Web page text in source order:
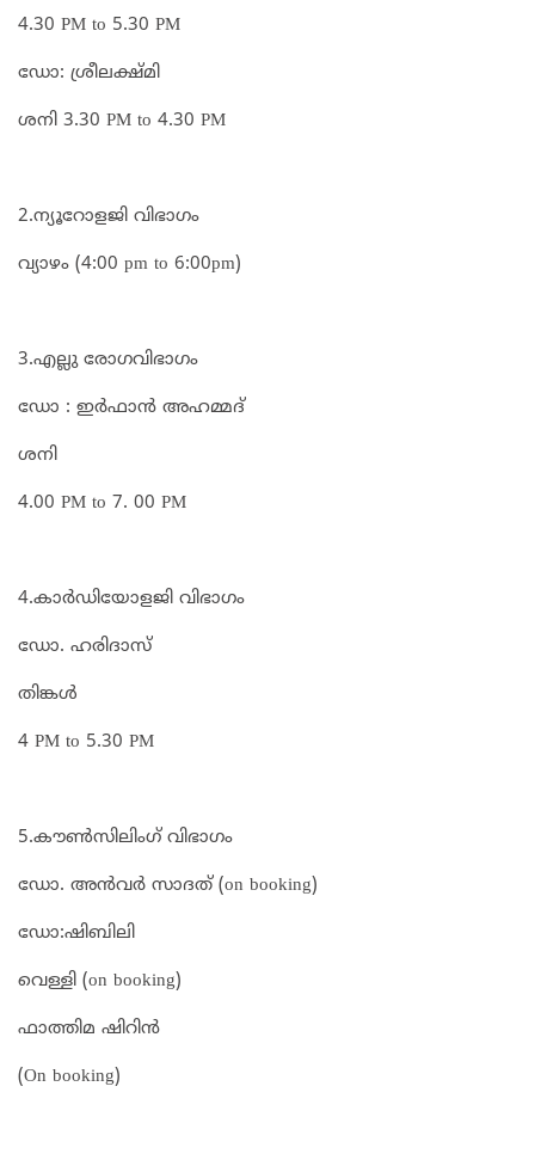
4.30 PM to 5.30 PM
ഡോ: ശ്രീലക്ഷ്മി
ശനി 3.30 PM to 4.30 PM
2.ന്യൂറോളജി വിഭാഗം
വ്യാഴം (4:00 pm to 6:00pm)
3.എല്ലു രോഗവിഭാഗം
ഡോ : ഇർഫാൻ അഹമ്മദ്
ശനി
4.00 PM to 7. 00 PM
4.കാർഡിയോളജി വിഭാഗം
ഡോ. ഹരിദാസ്
തിങ്കൾ
4 PM to 5.30 PM
5.കൗൺസിലിംഗ് വിഭാഗം
ഡോ. അൻവർ സാദത് (on booking)
ഡോ:ഷിബിലി
വെള്ളി (on booking)
ഫാത്തിമ ഷിറിൻ
(On booking)